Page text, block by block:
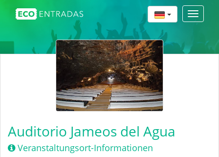
Toggle
Auditorio Jameos del Agua
Veranstaltungsort-Informationen